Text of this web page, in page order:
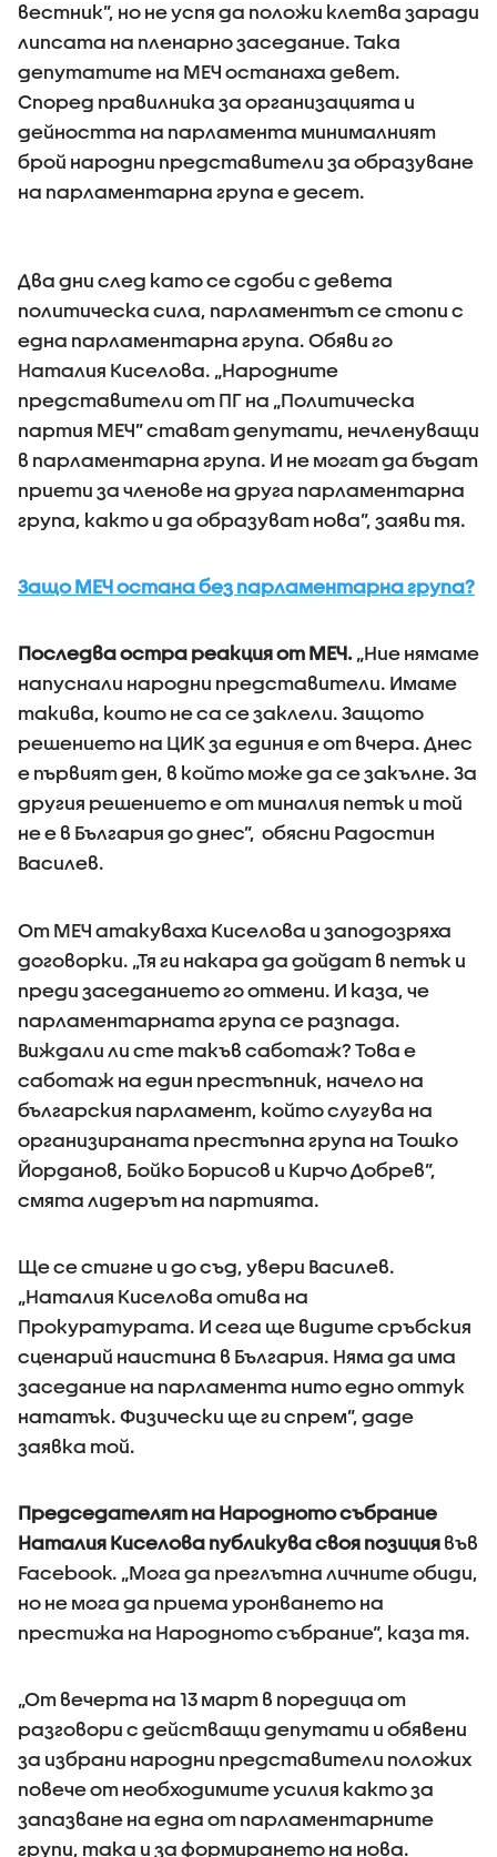
вестник”, но не успя да положи клетва заради
липсата на пленарно заседание. Така
депутатите на МЕЧ останаха девет.
Според правилника за организацията и
дейността на парламента минималният
брой народни представители за образуване
на парламентарна група е десет.
Два дни след като се сдоби с девета
политическа сила, парламентът се стопи с
една парламентарна група. Обяви го
Наталия Киселова. „Народните
представители от ПГ на „Политическа
партия МЕЧ” стават депутати, нечленуващи
в парламентарна група. И не могат да бъдат
приети за членове на друга парламентарна
група, както и да образуват нова”, заяви тя.
Защо МЕЧ остана без парламентарна група?
Последва остра реакция от МЕЧ. „Ние нямаме
напуснали народни представители. Имаме
такива, които не са се заклели. Защото
решението на ЦИК за единия е от вчера. Днес
е първият ден, в който може да се закълне. За
другия решението е от миналия петък и той
не е в България до днес”, обясни Радостин
Василев.
От МЕЧ атакуваха Киселова и заподозряха
договорки. „Тя ги накара да дойдат в петък и
преди заседанието го отмени. И каза, че
парламентарната група се разпада.
Виждали ли сте такъв саботаж? Това е
саботаж на един престъпник, начело на
българския парламент, който слугува на
организираната престъпна група на Тошко
Йорданов, Бойко Борисов и Кирчо Добрев”,
смята лидерът на партията.
Ще се стигне и до съд, увери Василев.
„Наталия Киселова отива на
Прокуратурата. И сега ще видите сръбския
сценарий наистина в България. Няма да има
заседание на парламента нито едно оттук
нататък. Физически ще ги спрем”, даде
заявка той.
Председателят на Народното събрание
Наталия Киселова публикува своя позиция във
Facebook. „Мога да преглътна личните обиди,
но не мога да приема уронването на
престижа на Народното събрание“, каза тя.
„От вечерта на 13 март в поредица от
разговори с действащи депутати и обявени
за избрани народни представители положих
повече от необходимите усилия както за
запазване на една от парламентарните
групи, така и за формирането на нова.